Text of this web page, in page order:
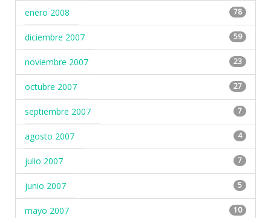
enero 2008 78
diciembre 2007 59
noviembre 2007 23
octubre 2007 27
septiembre 2007 7
agosto 2007 4
julio 2007 7
junio 2007 5
mayo 2007 10